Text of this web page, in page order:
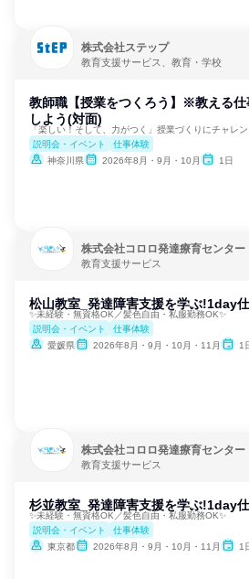
株式会社ステップ
教育支援サービス、教育・学校
教師職【授業をつくろう】※教える仕
しよう(対面)
「楽しい！そして、力がつく」授業づくりにチャレン
説明会・イベント
仕事体験
神奈川県
2026年8月・9月・10月 1日
株式会社コロロ発達療育センター
教育支援サービス
松山教室_発達障害支援を学ぶ!1day
✨未経験・無資格OK／髪色自由・私服勤務OK✨
説明会・イベント
仕事体験
愛媛県
2026年8月・9月・10月・11月 1
株式会社コロロ発達療育センター
教育支援サービス
杉並教室_発達障害支援を学ぶ!1day
✨未経験・無資格OK／髪色自由・私服勤務OK✨
説明会・イベント
仕事体験
東京都
2026年8月・9月・10月・11月 1